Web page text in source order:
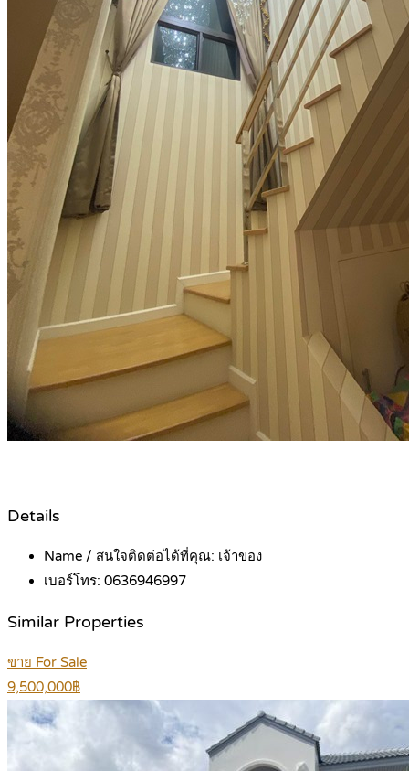
Details
Name / สนใจติดต่อได้ที่คุณ: เจ้าของ
เบอร์โทร: 0636946997
Similar Properties
ขาย For Sale
9,500,000฿